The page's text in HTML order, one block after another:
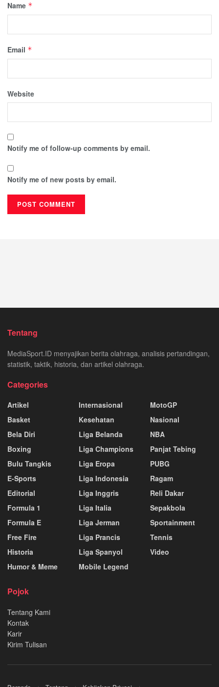
Name *
Email *
Website
Notify me of follow-up comments by email.
Notify me of new posts by email.
Tentang
MediaSport.ID menyajikan berita olahraga, analisis pertandingan,
statistik, taktik, historia, dan artikel olahraga.
Categories
Artikel
Basket
Bela Diri
Boxing
Bulu Tangkis
E-Sports
Editorial
Formula 1
Formula E
Free Fire
Historia
Humor & Meme
Internasional
Kesehatan
Liga Belanda
Liga Champions
Liga Eropa
Liga Indonesia
Liga Inggris
Liga Italia
Liga Jerman
Liga Prancis
Liga Spanyol
Mobile Legend
MotoGP
Nasional
NBA
Panjat Tebing
PUBG
Ragam
Reli Dakar
Sepakbola
Sportainment
Tennis
Video
Pojok
Tentang Kami
Kontak
Karir
Kirim Tulisan